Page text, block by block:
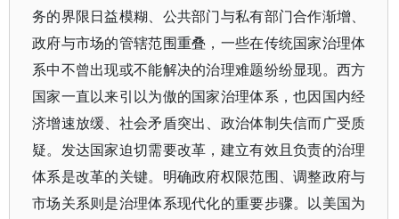
务的界限日益模糊、公共部门与私有部门合作渐增、
政府与市场的管辖范围重叠，一些在传统国家治理体
系中不曾出现或不能解决的治理难题纷纷显现。西方
国家一直以来引以为傲的国家治理体系，也因国内经
济增速放缓、社会矛盾突出、政治体制失信而广受质
疑。发达国家迫切需要改革，建立有效且负责的治理
体系是改革的关键。明确政府权限范围、调整政府与
市场关系则是治理体系现代化的重要步骤。以美国为